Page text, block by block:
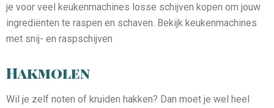
je voor veel keukenmachines losse schijven kopen om jouw
ingrediënten te raspen en schaven. Bekijk keukenmachines
met snij- en raspschijven
Hakmolen
Wil je zelf noten of kruiden hakken? Dan moet je wel heel